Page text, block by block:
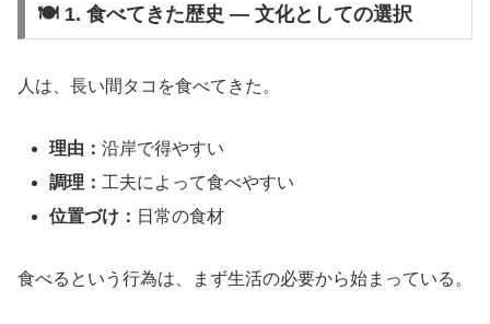
🍽️ 1. 食べてきた歴史 ― 文化としての選択
人は、長い間タコを食べてきた。
理由：沿岸で得やすい
調理： 工夫によって食べやすい
位置づけ： 日常の食材
食べるという行為は、まず生活の必要から始まっている。